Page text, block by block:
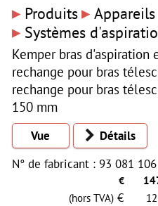
▸ Produits▸ Appareils
▸ Systèmes
Kemper bras d'aspiration
rechange pour bras
rechange pour bras
150 mm
Vue
Détails
N° de fabricant : 93 081 106
€
(hors TVA) €